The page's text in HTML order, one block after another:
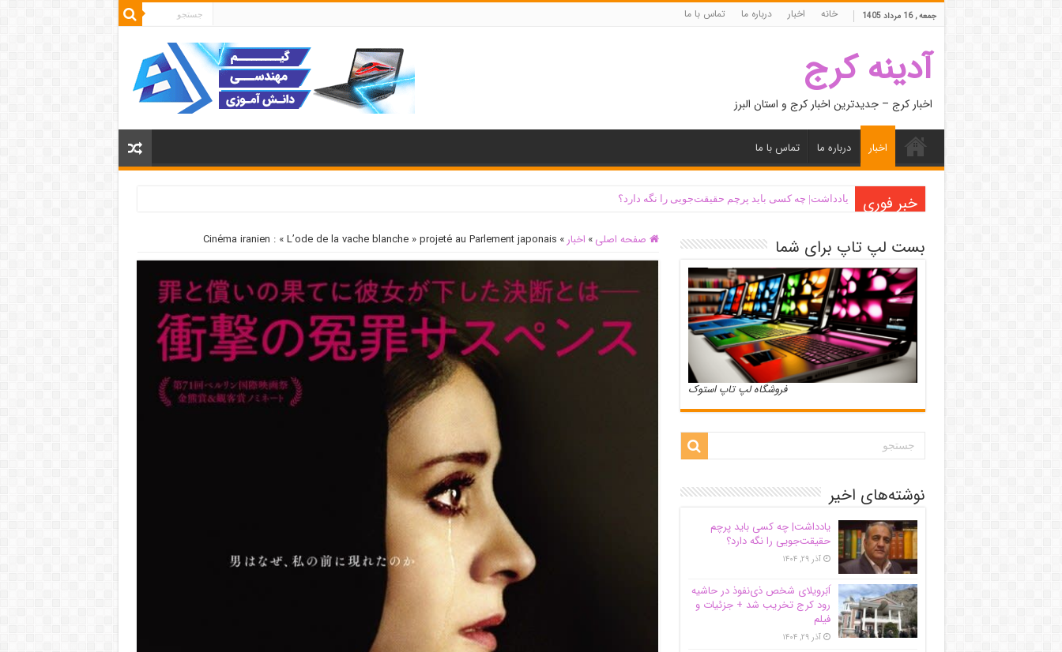
جمعه , 16 مرداد 1405 خانه اخبار درباره ما تماس با ما
آدینه کرج
اخبار کرج – جدیدترین اخبار کرج و استان البرز
اخبار درباره ما تماس با ما
خبر فوری یادداشت| ‌چه کسی باید پرچم حقیقت‌جویی را نگه دارد؟
صفحه اصلی » اخبار »
Cinéma iranien : « L’ode de la vache blanche » projeté au Parlement japonais بست لپ تاپ برای شما
فروشگاه لپ تاپ استوک
نوشته‌های اخیر
یادداشت| ‌چه کسی باید پرچم
حقیقت‌جویی را نگه دارد؟
آذر ۲۹, ۱۴۰۴
اَبَر‌ویلای شخص ذی‌نفوذ در حاشیه‌
رود کرج تخریب شد + جزئیات و
فیلم
آذر ۲۹, ۱۴۰۴